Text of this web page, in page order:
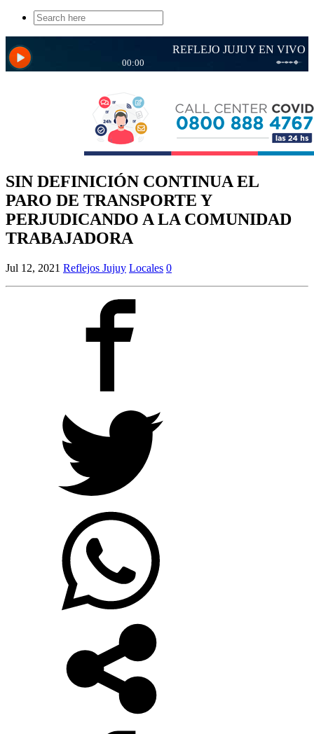
Search
for:
SIN DEFINICIÓN CONTINUA EL
PARO DE TRANSPORTE Y
PERJUDICANDO A LA COMUNIDAD
TRABAJADORA
Jul 12, 2021 Reflejos Jujuy Locales 0